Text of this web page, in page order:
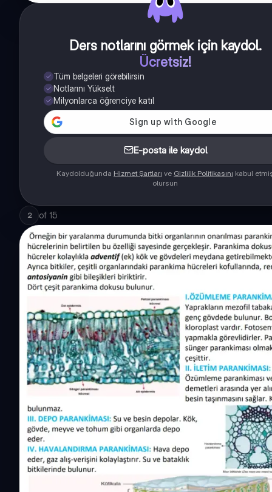
Ders notlarını görmek için kaydol.
Ücretsiz!
Tüm belgeleri görebilirsin
Notlarını Yükselt
Milyonlarca öğrenciye katıl
E-posta ile kaydol
Kaydolduğunda Hizmet Şartları ve Gizlilik Politikasını kabul
olursun
2 of 15